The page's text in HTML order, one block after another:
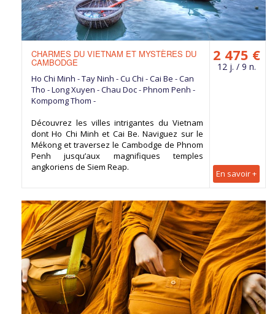
2 475 €
12 j. / 9 n.
En savoir +
CHARMES DU VIETNAM ET MYSTÈRES DU
CAMBODGE
Ho Chi Minh - Tay Ninh - Cu Chi - Cai Be - Can
Tho - Long Xuyen - Chau Doc - Phnom Penh -
Kompomg Thom -
Découvrez les villes intrigantes du Vietnam
dont Ho Chi Minh et Cai Be. Naviguez sur le
Mékong et traversez le Cambodge de Phnom
Penh jusqu’aux magnifiques temples
angkoriens de Siem Reap.